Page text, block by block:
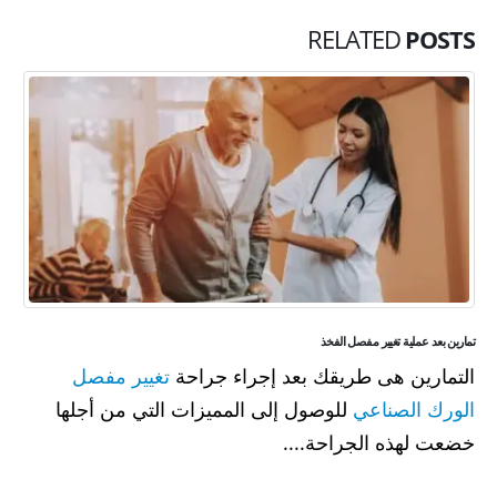
RELATED POSTS
تمارين بعد عملية تغيير مفصل الفخذ
التمارين هى طريقك بعد إجراء جراحة تغيير مفصل
الورك الصناعي للوصول إلى المميزات التي من أجلها
خضعت لهذه الجراحة....